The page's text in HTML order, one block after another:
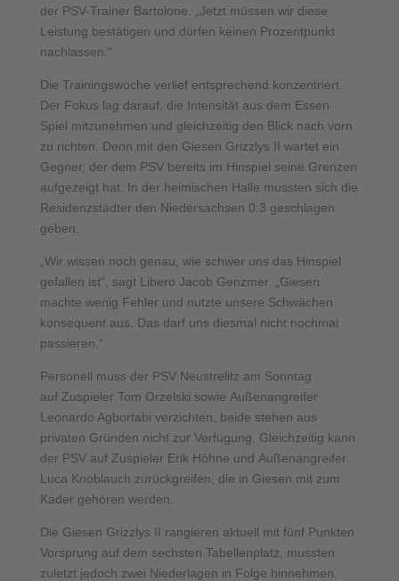
der PSV-Trainer Bartolone. „Jetzt müssen wir diese
Leistung bestätigen und dürfen keinen Prozentpunkt
nachlassen.“
Die Trainingswoche verlief entsprechend konzentriert.
Der Fokus lag darauf, die Intensität aus dem Essen
Spiel mitzunehmen und gleichzeitig den Blick nach vorn
zu richten. Denn mit den Giesen Grizzlys II wartet ein
Gegner, der dem PSV bereits im Hinspiel seine Grenzen
aufgezeigt hat. In der heimischen Halle mussten sich die
Residenzstädter den Niedersachsen 0:3 geschlagen
geben.
„Wir wissen noch genau, wie schwer uns das Hinspiel
gefallen ist“, sagt Libero Jacob Genzmer. „Giesen
machte wenig Fehler und nutzte unsere Schwächen
konsequent aus. Das darf uns diesmal nicht nochmal
passieren.“
Personell muss der PSV Neustrelitz am Sonntag
auf Zuspieler Tom Orzelski sowie Außenangreifer
Leonardo Agbortabi verzichten, beide stehen aus
privaten Gründen nicht zur Verfügung. Gleichzeitig kann
der PSV auf Zuspieler Erik Höhne und Außenangreifer
Luca Knoblauch zurückgreifen, die in Giesen mit zum
Kader gehören werden.
Die Giesen Grizzlys II rangieren aktuell mit fünf Punkten
Vorsprung auf dem sechsten Tabellenplatz, mussten
zuletzt jedoch zwei Niederlagen in Folge hinnehmen.